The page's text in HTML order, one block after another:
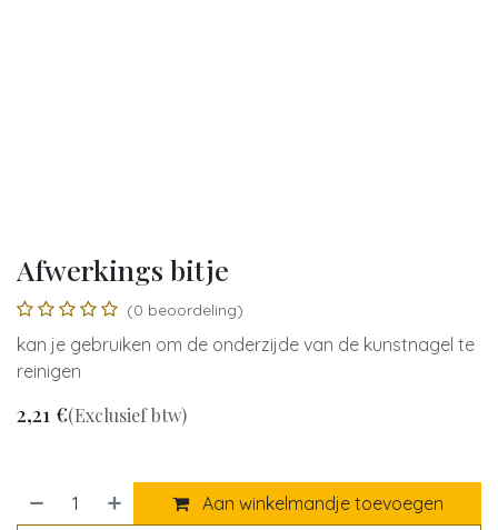
Afwerkings bitje
(0 beoordeling)
kan je gebruiken om de onderzijde van de kunstnagel te
reinigen
2,21 €(Exclusief btw)
Aan winkelmandje toevoegen